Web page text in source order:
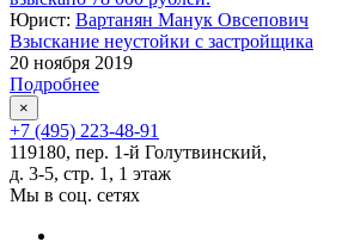
Юрист: Вартанян Манук Овсепович
Взыскание неустойки с застройщика
20 ноября 2019
Подробнее
×
+7 (495) 223-48-91
119180, пер. 1-й Голутвинский,
д. 3-5, стр. 1, 1 этаж
Мы в соц. сетях